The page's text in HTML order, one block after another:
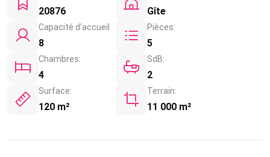
20876 Gîte
Capacité d'accueil
8
Pièces:
5
Chambres:
4
SdB:
2
Surface:
120 m²
Terrain:
11 000 m²